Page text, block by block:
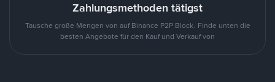
Zahlungsmethoden tätigst
Tausche große Mengen von auf Binance P2P Block. Finde unten die
besten Angebote für den Kauf und Verkauf von